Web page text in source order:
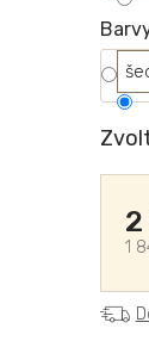
2
1